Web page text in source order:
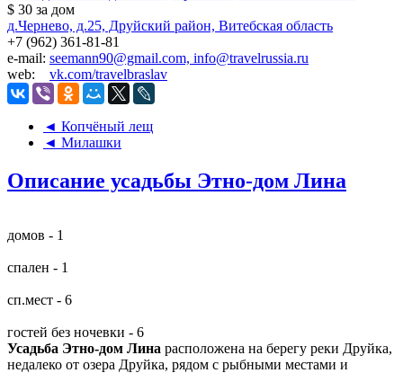
$ 30 за дом
д.Чернево, д.25, Друйский район, Витебская область
+7 (962) 361-81-81
e-mail: seemann90@gmail.com, info@travelrussia.ru
web: vk.com/travelbraslav
◄ Копчёный лещ
◄ Милашки
Описание усадьбы Этно-дом Лина
домов - 1
спален - 1
сп.мест - 6
гостей без ночевки - 6
Усадьба Этно-дом Лина расположена на берегу реки Друйка,
недалеко от озера Друйка, рядом с рыбными местами и